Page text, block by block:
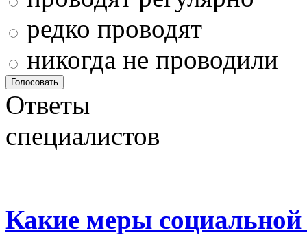
редко проводят
никогда не проводили
Ответы
специалистов
Какие меры